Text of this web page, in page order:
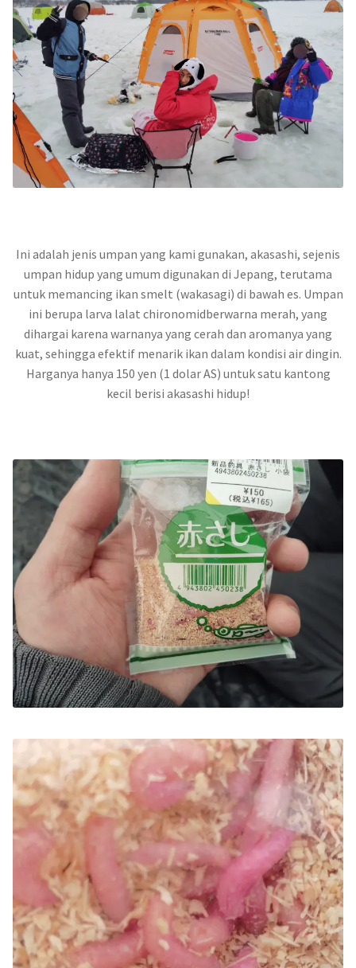
Ini adalah jenis umpan yang kami gunakan, akasashi, sejenis
umpan hidup yang umum digunakan di Jepang, terutama
untuk memancing ikan smelt (wakasagi) di bawah es. Umpan
ini berupa larva lalat chironomidberwarna merah, yang
dihargai karena warnanya yang cerah dan aromanya yang
kuat, sehingga efektif menarik ikan dalam kondisi air dingin.
Harganya hanya 150 yen (1 dolar AS) untuk satu kantong
kecil berisi akasashi hidup!